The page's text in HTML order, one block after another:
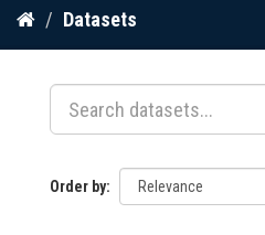
Skip
content
Datasets
Order by